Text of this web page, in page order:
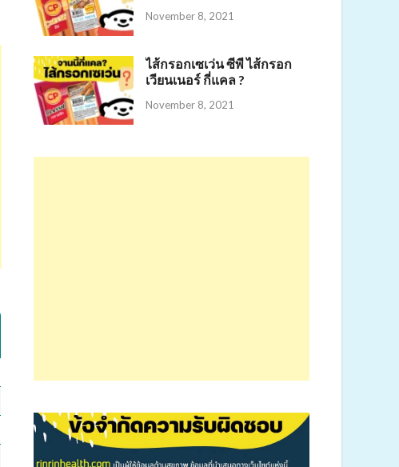
November 8, 2021
ไส้กรอกเซเว่น ซีพี ไส้กรอก
เวียนเนอร์ กี่แคล ?
November 8, 2021